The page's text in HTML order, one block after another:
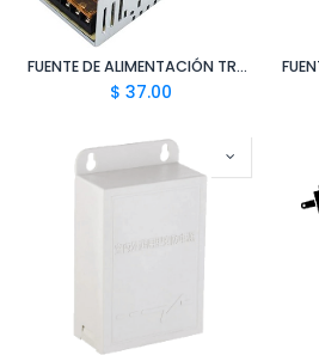
FUENTE DE ALIMENTACIÓN TREN ROHS 12V 33A S-400W-12-L
$ 37.00